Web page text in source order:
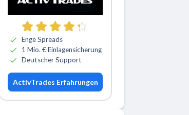
Zu ActivTrades
Enge Spreads
1 Mio. € Einlagensicherung
Deutscher Support
ActivTrades Erfahrungen